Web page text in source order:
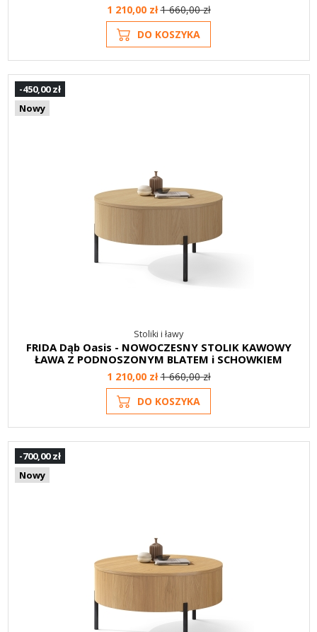
1 210,00 zł1 660,00 zł
DO KOSZYKA
-450,00 zł
Nowy
Stoliki i ławy
FRIDA Dąb Oasis - NOWOCZESNY STOLIK KAWOWY
ŁAWA Z PODNOSZONYM BLATEM i SCHOWKIEM
1 210,00 zł1 660,00 zł
DO KOSZYKA
-700,00 zł
Nowy